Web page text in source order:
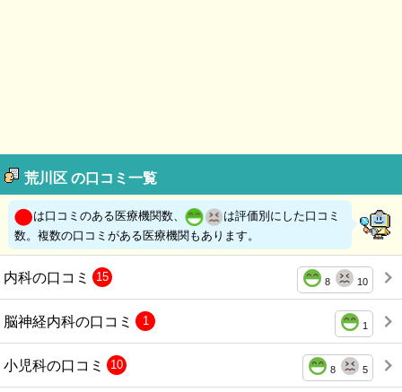
荒川区 の口コミ一覧
は口コミのある医療機関数、
は評価別にした口コミ
数。複数の口コミがある医療機関もあります。
内科の口コミ 8 10
15
脳神経内科の口コミ 1
1
小児科の口コミ 8 5
10